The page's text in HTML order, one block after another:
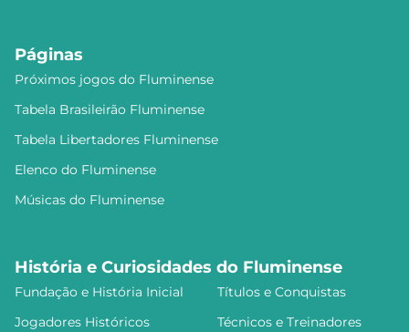
Páginas
Próximos jogos do Fluminense
Tabela Brasileirão Fluminense
Tabela Libertadores Fluminense
Elenco do Fluminense
Músicas do Fluminense
História e Curiosidades do Fluminense
Fundação e História Inicial
Títulos e Conquistas
Jogadores Históricos
Técnicos e Treinadores